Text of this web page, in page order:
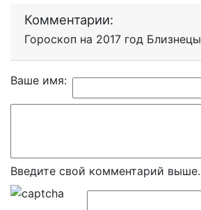
Комментарии:
Гороскоп на 2017 год Близнецы
Ваше имя:
Введите свой комментарий выше.